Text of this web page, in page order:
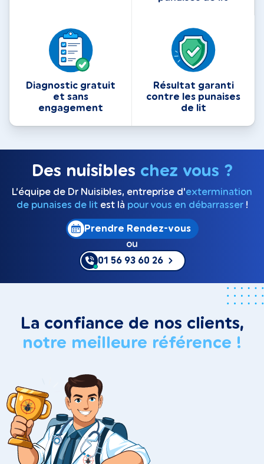
Diagnostic gratuit
et sans
engagement
Résultat garanti
contre les punaises
de lit
Des nuisibles chez vous ?
L’équipe de Dr Nuisibles, entreprise d'extermination
de punaises de litest là pour vous en débarrasser!
Prendre Rendez-vous
ou
01 56 93 60 26
La confiance de nos clients,
notre meilleure référence !